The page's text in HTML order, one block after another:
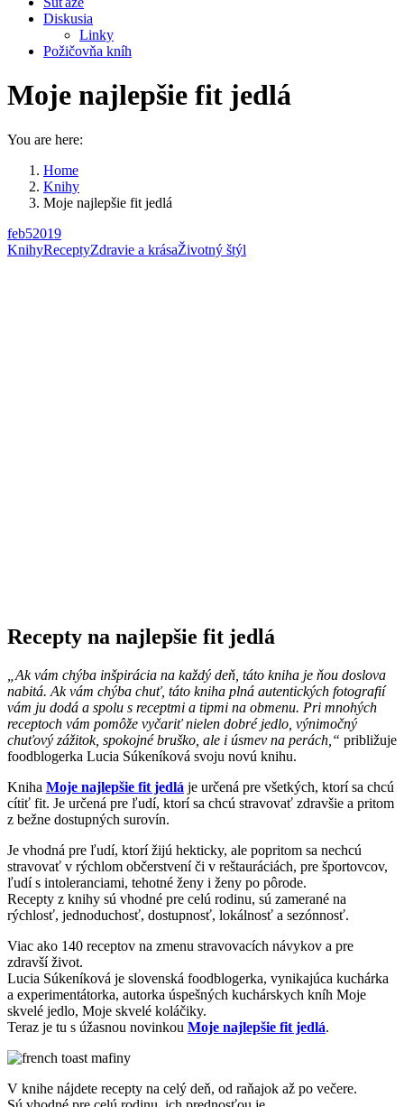
Diskusia
Linky
Požičovňa kníh
Moje najlepšie fit jedlá
You are here:
Home
Knihy
Moje najlepšie fit jedlá
feb52019
KnihyReceptyZdravie a krásaŽivotný štýl
Recepty na najlepšie fit jedlá
„Ak vám chýba inšpirácia na každý deň, táto kniha je ňou doslova
nabitá. Ak vám chýba chuť, táto kniha plná autentických fotografií
vám ju dodá a spolu s receptmi a tipmi na obmenu. Pri mnohých
receptoch vám pomôže vyčariť nielen dobré jedlo, výnimočný
chuťový zážitok, spokojné bruško, ale i úsmev na perách,“ približuje
foodblogerka Lucia Súkeníková svoju novú knihu.
Kniha Moje najlepšie fit jedlá je určená pre všetkých, ktorí sa chcú
cítiť fit. Je určená pre ľudí, ktorí sa chcú stravovať zdravšie a pritom
z bežne dostupných surovín.
Je vhodná pre ľudí, ktorí žijú hekticky, ale popritom sa nechcú
stravovať v rýchlom občerstvení či v reštauráciách, pre športovcov,
ľudí s intoleranciami, tehotné ženy i ženy po pôrode.
Recepty z knihy sú vhodné pre celú rodinu, sú zamerané na
rýchlosť, jednoduchosť, dostupnosť, lokálnosť a sezónnosť.
Viac ako 140 receptov na zmenu stravovacích návykov a pre
zdravší život.
Lucia Súkeníková je slovenská foodblogerka, vynikajúca kuchárka
a experimentátorka, autorka úspešných kuchárskych kníh Moje
skvelé jedlo, Moje skvelé koláčiky.
Teraz je tu s úžasnou novinkou Moje najlepšie fit jedlá.
V knihe nájdete recepty na celý deň, od raňajok až po večere.